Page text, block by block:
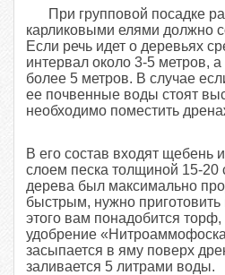
При групповой посадке
карликовыми елями должно
Если речь идет о деревьях
интервал около 3-5 метров,
более 5 метров. В случае
ее почвенные воды стоят
необходимо поместить
В его состав входят щебень
слоем песка толщиной 15-20
дерева был максимально
быстрым, нужно
этого вам понадобится торф,
удобрение
засыпается в яму поверх
заливается 5 литрами воды.